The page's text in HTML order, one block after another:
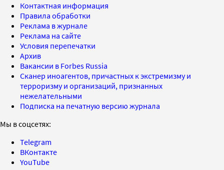
Контактная информация
Правила обработки
Реклама в журнале
Реклама на сайте
Условия перепечатки
Архив
Вакансии в Forbes Russia
Сканер иноагентов, причастных к экстремизму и
терроризму и организаций, признанных
нежелательными
Подписка на печатную версию журнала
Мы в соцсетях:
Telegram
ВКонтакте
YouTube